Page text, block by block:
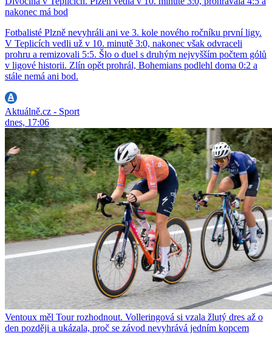
nakonec má bod
Fotbalisté Plzně nevyhráli ani ve 3. kole nového ročníku první ligy.
V Teplicích vedli už v 10. minutě 3:0, nakonec však odvraceli
prohru a remizovali 5:5. Šlo o duel s druhým nejvyšším počtem gólů
v ligové historii. Zlín opět prohrál, Bohemians podlehl doma 0:2 a
stále nemá ani bod.
Aktuálně.cz - Sport
dnes, 17:06
Ventoux měl Tour rozhodnout. Volleringová si vzala žlutý dres až o
den později a ukázala, proč se závod nevyhrává jedním kopcem